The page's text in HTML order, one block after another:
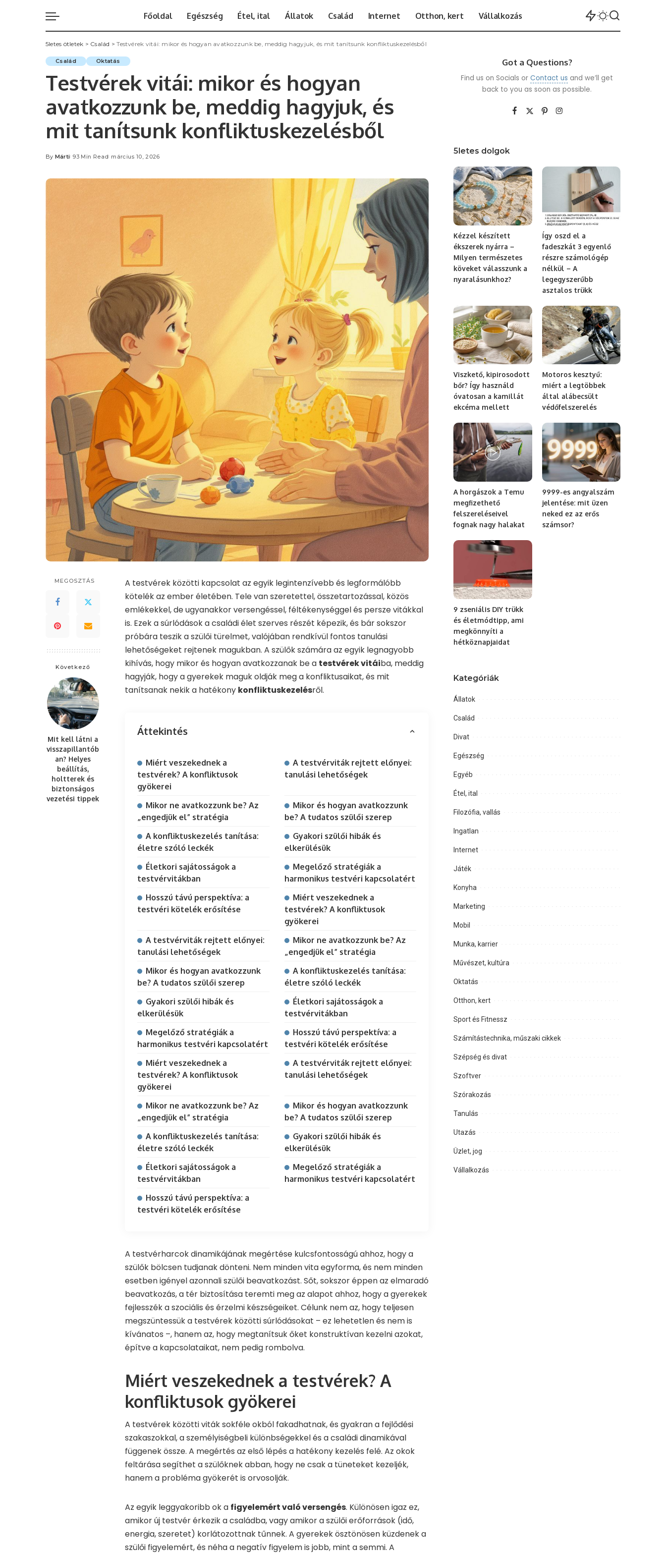
Főoldal Egészség Étel, ital Állatok Család Internet Otthon, kert Vállalkozás
5letes ötletek > Család >Testvérek vitái: mikor és hogyan avatkozzunk be, meddig hagyjuk, és mit tanítsunk konfliktuskezelésből
Család Oktatás
Testvérek vitái: mikor és hogyan
avatkozzunk be, meddig hagyjuk, és
mit tanítsunk konfliktuskezelésből
Posted
By Márti 93 Min Read március 10, 2026
MEGOSZTÁS
Következő
Mit kell látni a
visszapillantób
an? Helyes
beállítás,
holtterek és
biztonságos
vezetési tippek
A testvérek közötti kapcsolat az egyik legintenzívebb és legformálóbb
kötelék az ember életében. Tele van szeretettel, összetartozással, közös
emlékekkel, de ugyanakkor versengéssel, féltékenységgel és persze vitákkal
is. Ezek a súrlódások a családi élet szerves részét képezik, és bár sokszor
próbára teszik a szülői türelmet, valójában rendkívül fontos tanulási
lehetőségeket rejtenek magukban. A szülők számára az egyik legnagyobb
kihívás, hogy mikor és hogyan avatkozzanak be a testvérek vitáiba, meddig
hagyják, hogy a gyerekek maguk oldják meg a konfliktusaikat, és mit
tanítsanak nekik a hatékony konfliktuskezelésről.
Áttekintés
Miért veszekednek a
testvérek? A konfliktusok
gyökerei
A testvérviták rejtett előnyei:
tanulási lehetőségek
Mikor ne avatkozzunk be? Az
„engedjük el” stratégia
Mikor és hogyan avatkozzunk
be? A tudatos szülői szerep
A konfliktuskezelés tanítása:
életre szóló leckék
Gyakori szülői hibák és
elkerülésük
Életkori sajátosságok a
testvérvitákban
Megelőző stratégiák a
harmonikus testvéri kapcsolatért
Hosszú távú perspektíva: a
testvéri kötelék erősítése
Miért veszekednek a
testvérek? A konfliktusok
gyökerei
A testvérviták rejtett előnyei:
tanulási lehetőségek
Mikor ne avatkozzunk be? Az
„engedjük el” stratégia
Mikor és hogyan avatkozzunk
be? A tudatos szülői szerep
A konfliktuskezelés tanítása:
életre szóló leckék
Gyakori szülői hibák és
elkerülésük
Életkori sajátosságok a
testvérvitákban
Megelőző stratégiák a
harmonikus testvéri kapcsolatért
Hosszú távú perspektíva: a
testvéri kötelék erősítése
Miért veszekednek a
testvérek? A konfliktusok
gyökerei
A testvérviták rejtett előnyei:
tanulási lehetőségek
Mikor ne avatkozzunk be? Az
„engedjük el” stratégia
Mikor és hogyan avatkozzunk
be? A tudatos szülői szerep
A konfliktuskezelés tanítása:
életre szóló leckék
Gyakori szülői hibák és
elkerülésük
Életkori sajátosságok a
testvérvitákban
Megelőző stratégiák a
harmonikus testvéri kapcsolatért
Hosszú távú perspektíva: a
testvéri kötelék erősítése
A testvérharcok dinamikájának megértése kulcsfontosságú ahhoz, hogy a
szülők bölcsen tudjanak dönteni. Nem minden vita egyforma, és nem minden
esetben igényel azonnali szülői beavatkozást. Sőt, sokszor éppen az elmaradó
beavatkozás, a tér biztosítása teremti meg az alapot ahhoz, hogy a gyerekek
fejlesszék a szociális és érzelmi készségeiket. Célunk nem az, hogy teljesen
megszüntessük a testvérek közötti súrlódásokat – ez lehetetlen és nem is
kívánatos –, hanem az, hogy megtanítsuk őket konstruktívan kezelni azokat,
építve a kapcsolataikat, nem pedig rombolva.
Miért veszekednek a testvérek? A
konfliktusok gyökerei
A testvérek közötti viták sokféle okból fakadhatnak, és gyakran a fejlődési
szakaszokkal, a személyiségbeli különbségekkel és a családi dinamikával
függenek össze. A megértés az első lépés a hatékony kezelés felé. Az okok
feltárása segíthet a szülőknek abban, hogy ne csak a tüneteket kezeljék,
hanem a probléma gyökerét is orvosolják.
Az egyik leggyakoribb ok a figyelemért való versengés. Különösen igaz ez,
amikor új testvér érkezik a családba, vagy amikor a szülői erőforrások (idő,
energia, szeretet) korlátozottnak tűnnek. A gyerekek ösztönösen küzdenek a
szülői figyelemért, és néha a negatív figyelem is jobb, mint a semmi. A
Got a Questions?
Find us on Socials orContact us and we’ll get
back to you as soon as possible.
5letes dolgok
Kézzel készített
ékszerek nyárra –
Milyen természetes
köveket válasszunk a
nyaralásunkhoz?
Így oszd el a
fadeszkát 3 egyenlő
részre számológép
nélkül – A
legegyszerűbb
asztalos trükk
Viszkető, kipirosodott
bőr? Így használd
óvatosan a kamillát
ekcéma mellett
Motoros kesztyű:
miért a legtöbbek
által alábecsült
védőfelszerelés
A horgászok a Temu
megfizethető
felszereléseivel
fognak nagy halakat
9999-es angyalszám
jelentése: mit üzen
neked ez az erős
számsor?
9 zseniális DIY trükk
és életmódtipp, ami
megkönnyíti a
hétköznapjaidat
Kategóriák
Állatok
Család
Divat
Egészség
Egyéb
Étel, ital
Filozófia, vallás
Ingatlan
Internet
Játék
Konyha
Marketing
Mobil
Munka, karrier
Művészet, kultúra
Oktatás
Otthon, kert
Sport és Fitnessz
Számítástechnika, műszaki cikkek
Szépség és divat
Szoftver
Szórakozás
Tanulás
Utazás
Üzlet, jog
Vállalkozás